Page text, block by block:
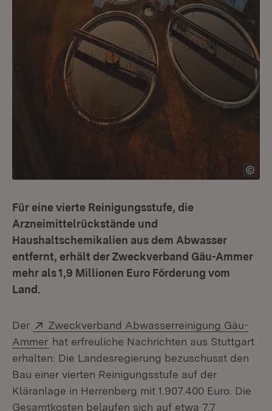
Für eine vierte Reinigungsstufe, die
Arzneimittelrückstände und
Haushaltschemikalien aus dem Abwasser
entfernt, erhält der Zweckverband Gäu-Ammer
mehr als 1,9 Millionen Euro Förderung vom
Land.
Der Extern:
Zweckverband Abwasserreinigung Gäu-
Ammer (Öffnet in neuem Fenster)
hat erfreuliche Nachrichten aus Stuttgart
erhalten: Die Landesregierung bezuschusst den
Bau einer vierten Reinigungsstufe auf der
Kläranlage in Herrenberg mit 1.907.400 Euro. Die
Gesamtkosten belaufen sich auf etwa 7,7